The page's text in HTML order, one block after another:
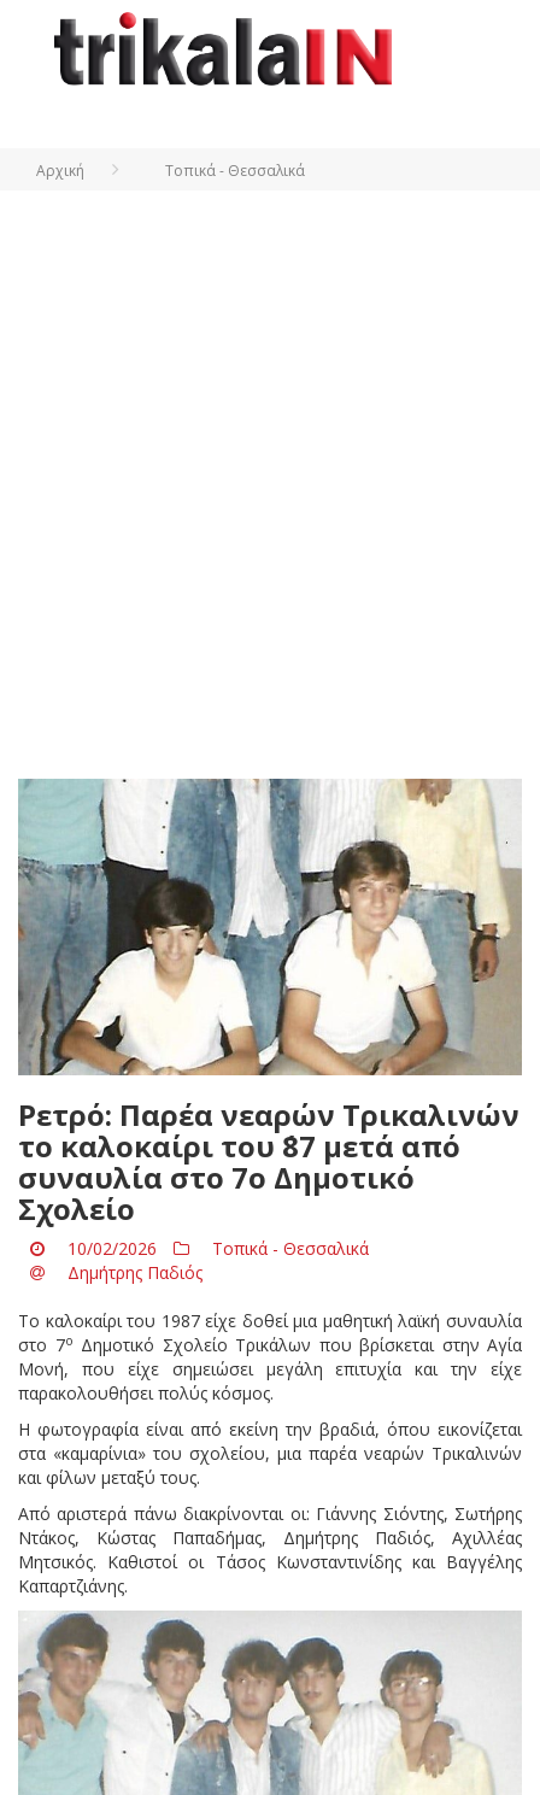
Αρχική Τοπικά - Θεσσαλικά
Ρετρό: Παρέα νεαρών Τρικαλινών
το καλοκαίρι του ΄87 μετά από
συναυλία στο 7ο Δημοτικό
Σχολείο
10/02/2026
Τοπικά - Θεσσαλικά
Δημήτρης Παδιός
Το καλοκαίρι του 1987 είχε δοθεί μια μαθητική λαϊκή συναυλία
στο 7ο Δημοτικό Σχολείο Τρικάλων που βρίσκεται στην Αγία
Μονή, που είχε σημειώσει μεγάλη επιτυχία και την είχε
παρακολουθήσει πολύς κόσμος.
Η φωτογραφία είναι από εκείνη την βραδιά, όπου εικονίζεται
στα «καμαρίνια» του σχολείου, μια παρέα νεαρών Τρικαλινών
και φίλων μεταξύ τους.
Από αριστερά πάνω διακρίνονται οι: Γιάννης Σιόντης, Σωτήρης
Ντάκος, Κώστας Παπαδήμας, Δημήτρης Παδιός, Αχιλλέας
Μητσικός. Καθιστοί οι Τάσος Κωνσταντινίδης και Βαγγέλης
Καπαρτζιάνης.